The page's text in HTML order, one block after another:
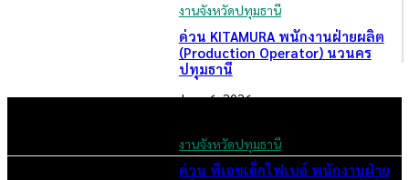
งานจังหวัดปทุมธานี
ด่วน KITAMURA พนักงานฝ่ายผลิต
(Production Operator) นวนคร
ปทุมธานี
June 6, 2026
งานจังหวัดปทุมธานี
ด่วน พีเอชเอ็กไฟเบอ์ พนักงานฝ่าย